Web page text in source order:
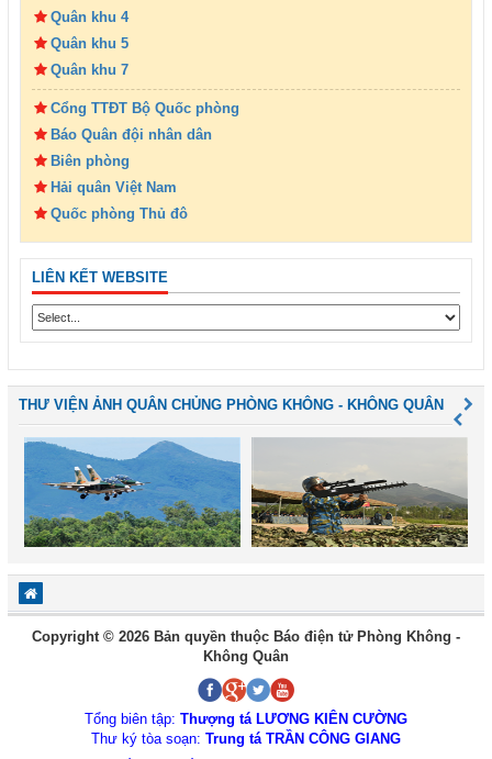
Quân khu 4
Quân khu 5
Quân khu 7
Cổng TTĐT Bộ Quốc phòng
Báo Quân đội nhân dân
Biên phòng
Hải quân Việt Nam
Quốc phòng Thủ đô
LIÊN KẾT WEBSITE
THƯ VIỆN ẢNH QUÂN CHỦNG PHÒNG KHÔNG - KHÔNG QUÂN
Copyright © 2026 Bản quyền thuộc Báo điện tử Phòng Không -
Không Quân
Tổng biên tập: Thượng tá LƯƠNG KIÊN CƯỜNG
Thư ký tòa soạn: Trung tá TRẦN CÔNG GIANG